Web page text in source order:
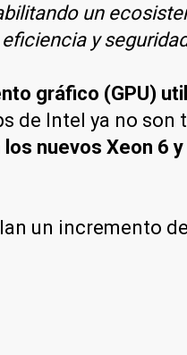
un
y
gráfico (GPU)
de Intel ya no son
nuevos Xeon 6 y
un incremento